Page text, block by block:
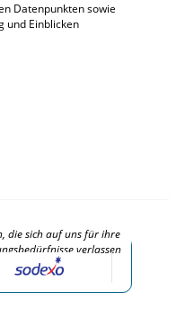
Datenpunkten sowie
und Einblicken
die sich auf uns für ihre
verlassen